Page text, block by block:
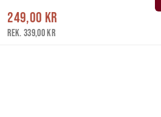
249,00 kr
Rek. 339,00 kr